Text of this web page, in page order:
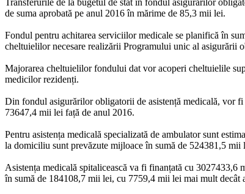
de suma aprobată pe anul 2016 în mărime de 85,3 mii lei.
Fondul pentru achitarea serviciilor medicale se planifică în
cheltuielilor necesare realizării Programului unic al asigurării
Majorarea cheltuielilor fondului dat vor acoperi cheltuielile
medicilor rezidenți.
Din fondul asigurărilor obligatorii de asistență medicală, vor
73647,4 mii lei față de anul 2016.
Pentru asistența medicală specializată de ambulator sunt
la domiciliu sunt prevăzute mijloace în sumă de 524381,5
Asistența medicală spitalicească va fi finanțată cu
în sumă de 184108,7 mii lei, cu 7759,4 mii lei mai mult decât